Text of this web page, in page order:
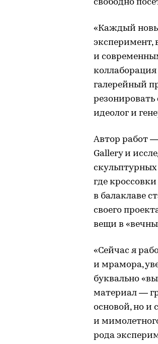
свободно
«Каждый
эксперимент,
и
галерейный
идеолог и
Автор работ
Gallery и
где
в балаклаве
своего
вещи в
«Сейчас я
и мрамора,
буквально
материал —
основой, но и
и
рода